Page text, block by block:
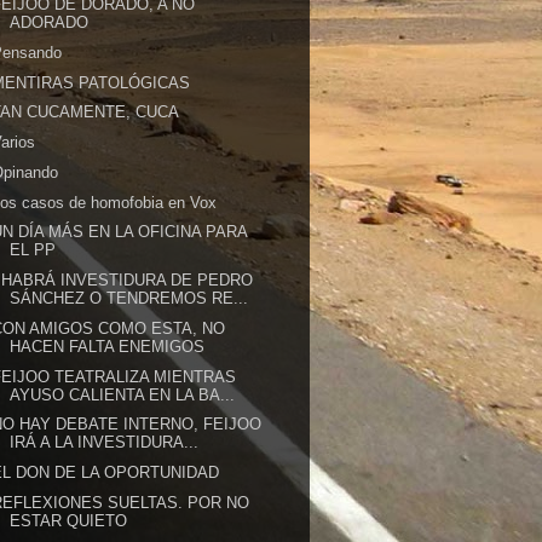
DE DORADO, A NO
ADORADO
PATOLÓGICAS
CUCAMENTE, CUCA
casos de homofobia en Vox
DÍA MÁS EN LA OFICINA PARA
EL PP
INVESTIDURA DE PEDRO
SÁNCHEZ O TENDREMOS RE...
AMIGOS COMO ESTA, NO
HACEN FALTA ENEMIGOS
TEATRALIZA MIENTRAS
AYUSO CALIENTA EN LA BA...
HAY DEBATE INTERNO, FEIJOO
IRÁ A LA INVESTIDURA...
DON DE LA OPORTUNIDAD
SUELTAS. POR NO
ESTAR QUIETO